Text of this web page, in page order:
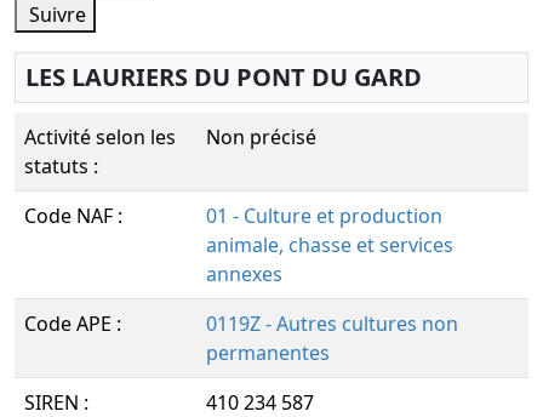
Suivre
LES LAURIERS DU PONT DU GARD
Activité selon les
statuts :
Non précisé
Code NAF :
01 - Culture et production
animale, chasse et services
annexes
Code APE :
0119Z - Autres cultures non
permanentes
SIREN :
410 234 587